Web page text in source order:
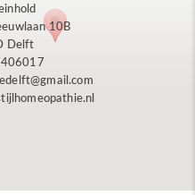
10B
Delft